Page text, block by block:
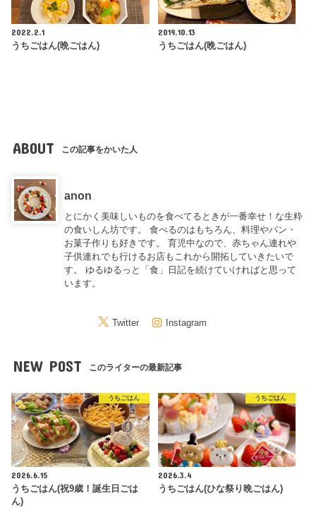
2022.2.1
うちごはん(晩ごはん)
2019.10.13
うちごはん(晩ごはん)
ABOUT この記事をかいた人
anon
とにかく美味しいものを食べてるときが一番幸せ！な生粋
の食いしん坊です。 食べるのはもちろん、料理やパン・
お菓子作りも好きです。 育児中なので、赤ちゃん連れや
子供連れでも行けるお店もこれから開拓していきたいで
す。 ゆるゆるっと「食」日記を続けていければと思って
います。
Twitter Instagram
NEW POST このライターの最新記事
うちごはん
2026.6.15
うちごはん(祝9歳！誕生日ごは
ん)
うちごはん
2026.3.4
うちごはん(ひな祭り晩ごはん)